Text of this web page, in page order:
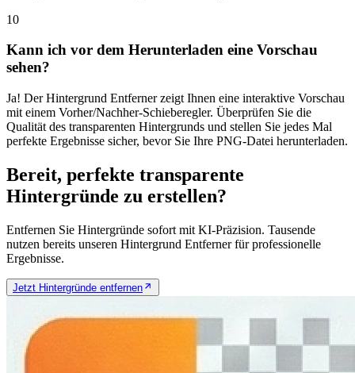
10
Kann ich vor dem Herunterladen eine Vorschau
sehen?
Ja! Der Hintergrund Entferner zeigt Ihnen eine interaktive Vorschau
mit einem Vorher/Nachher-Schieberegler. Überprüfen Sie die
Qualität des transparenten Hintergrunds und stellen Sie jedes Mal
perfekte Ergebnisse sicher, bevor Sie Ihre PNG-Datei herunterladen.
Bereit, perfekte transparente
Hintergründe zu erstellen?
Entfernen Sie Hintergründe sofort mit KI-Präzision. Tausende
nutzen bereits unseren Hintergrund Entferner für professionelle
Ergebnisse.
Jetzt Hintergründe entfernen